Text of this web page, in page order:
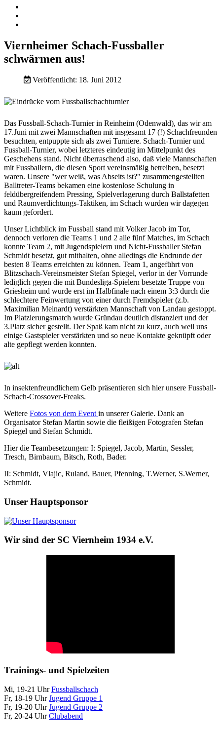
Viernheimer Schach-Fussballer
schwärmen aus!
Veröffentlicht: 18. Juni 2012
Das Fussball-Schach-Turnier in Reinheim (Odenwald), das wir am
17.Juni mit zwei Mannschaften mit insgesamt 17 (!) Schachfreunden
besuchten, entpuppte sich als zwei Turniere. Schach-Turnier und
Fussball-Turnier, wobei letzteres eindeutig im Mittelpunkt des
Geschehens stand. Nicht überraschend also, daß viele Mannschaften
mit Fussballern, die diesen Sport vereinsmäßig betreiben, besetzt
waren. Unsere "wer weiß, was Abseits ist?" zusammengestellten
Balltreter-Teams bekamen eine kostenlose Schulung in
feldübergreifendem Pressing, Spielverlagerung durch Ballstafetten
und Raumverdichtungs-Taktiken, im Schach wurden wir dagegen
kaum gefordert.
Unser Lichtblick im Fussball stand mit Volker Jacob im Tor,
dennoch verloren die Teams 1 und 2 alle fünf Matches, im Schach
konnte Team 2, mit Jugendspielern und Nicht-Fussballer Stefan
Schmidt besetzt, gut mithalten, ohne alledings die Endrunde der
besten 8 Teams erreichten zu können. Team 1, angeführt von
Blitzschach-Vereinsmeister Stefan Spiegel, verlor in der Vorrunde
lediglich gegen die mit Bundesliga-Spielern besetzte Truppe von
Griesheim und wurde erst im Halbfinale nach einem 3:3 durch die
schlechtere Feinwertung von einer durch Fremdspieler (z.b.
Maximilian Meinardt) verstärkten Mannschaft von Landau gestoppt.
Im Platzierungsmatch wurde Gründau deutlich distanziert und der
3.Platz sicher gestellt. Der Spaß kam nicht zu kurz, auch weil uns
einige Gastspieler verstärkten und so neue Kontakte geknüpft oder
alte gepflegt werden konnten.
In insektenfreundlichem Gelb präsentieren sich hier unsere Fussball-
Schach-Crossover-Freaks.
Weitere Fotos von dem Event in unserer Galerie. Dank an
Organisator Stefan Martin sowie die fleißigen Fotografen Stefan
Spiegel und Stefan Schmidt.
Hier die Teambesetzungen: I: Spiegel, Jacob, Martin, Sessler,
Tresch, Birnbaum, Bitsch, Roth, Bader.
II: Schmidt, Vlajic, Ruland, Bauer, Pfenning, T.Werner, S.Werner,
Schmidt.
Unser Hauptsponsor
Wir sind der SC Viernheim 1934 e.V.
Trainings- und Spielzeiten
Mi, 19-21 UhrFussballschach
Fr, 18-19 UhrJugend Gruppe 1
Fr, 19-20 UhrJugend Gruppe 2
Fr, 20-24 UhrClubabend